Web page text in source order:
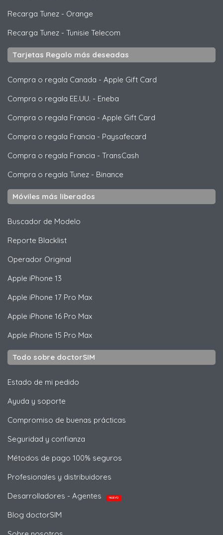
Recarga Tunez - Orange
Recarga Tunez - Tunisie Telecom
Tarjetas Regalo más deseadas
Compra o regala Canada - Apple Gift Card
Compra o regala EE.UU. - Eneba
Compra o regala Francia - Apple Gift Card
Compra o regala Francia - Paysafecard
Compra o regala Francia - TransCash
Compra o regala Tunez - Binance
Móviles más liberados
Buscador de Modelo
Reporte Blacklist
Operador Original
Apple iPhone 13
Apple iPhone 17 Pro Max
Apple iPhone 16 Pro Max
Apple iPhone 15 Pro Max
Todo sobre doctorSIM
Estado de mi pedido
Ayuda y soporte
Compromiso de buenas prácticas
Seguridad y confianza
Métodos de pago 100% seguros
Profesionales y distribuidores
Desarrolladores - Agentes
NUEVO
Blog doctorSIM